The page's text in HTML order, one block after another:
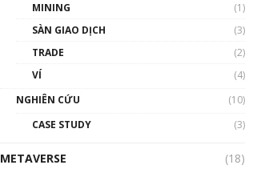
MINING
(1)
SÀN GIAO DỊCH
(3)
TRADE
(2)
VÍ
(4)
NGHIÊN CỨU
(10)
CASE STUDY
(3)
METAVERSE
(18)